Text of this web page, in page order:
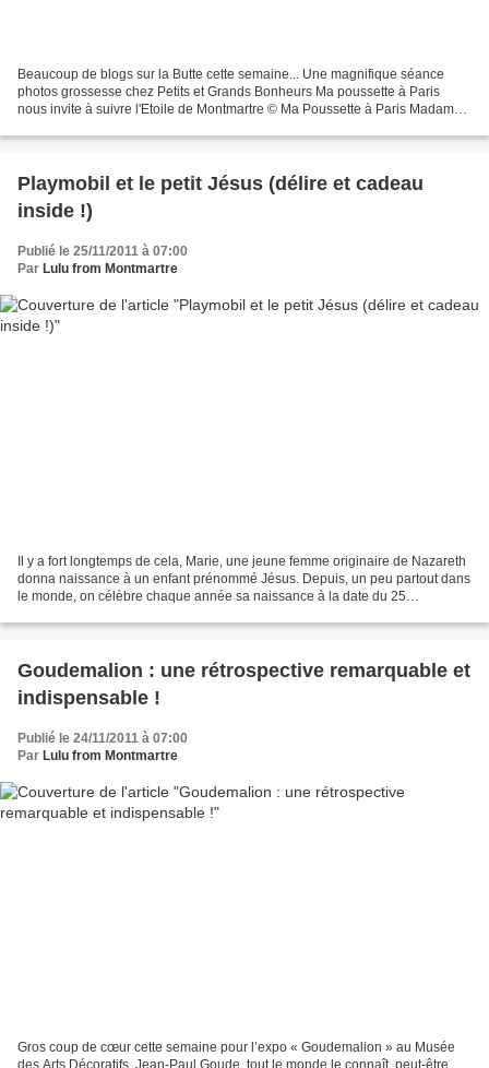
Beaucoup de blogs sur la Butte cette semaine... Une magnifique séance
photos grossesse chez Petits et Grands Bonheurs Ma poussette à Paris
nous invite à suivre l'Etoile de Montmartre © Ma Poussette à Paris Madame
Playmobil et le petit Jésus (délire et cadeau
inside !)
Publié le 25/11/2011 à 07:00
Par Lulu from Montmartre
Il y a fort longtemps de cela, Marie, une jeune femme originaire de Nazareth
donna naissance à un enfant prénommé Jésus. Depuis, un peu partout dans
le monde, on célèbre chaque année sa naissance à la date du 25
Goudemalion : une rétrospective remarquable et
indispensable !
Publié le 24/11/2011 à 07:00
Par Lulu from Montmartre
Gros coup de cœur cette semaine pour l’expo « Goudemalion » au Musée
des Arts Décoratifs. Jean-Paul Goude, tout le monde le connaît, peut-être